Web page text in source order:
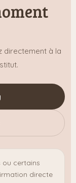
directement à la
ou certains
directe